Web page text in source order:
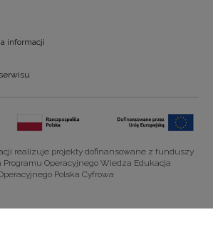
informacji
realizuje projekty dofinansowane z funduszy
Operacyjnego Wiedza Edukacja
Polska Cyfrowa